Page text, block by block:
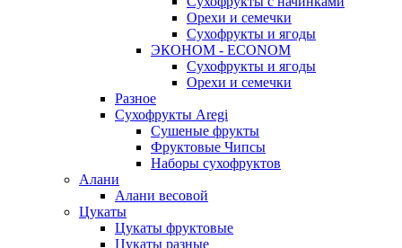
Орехи и семечки
Сухофрукты и ягоды
ЭКОНОМ - ECONOM
Сухофрукты и ягоды
Орехи и семечки
Разное
Сухофрукты Aregi
Сушеные фрукты
Фруктовые Чипсы
Наборы сухофруктов
Алани
Алани весовой
Цукаты
Цукаты фруктовые
Цукаты разные